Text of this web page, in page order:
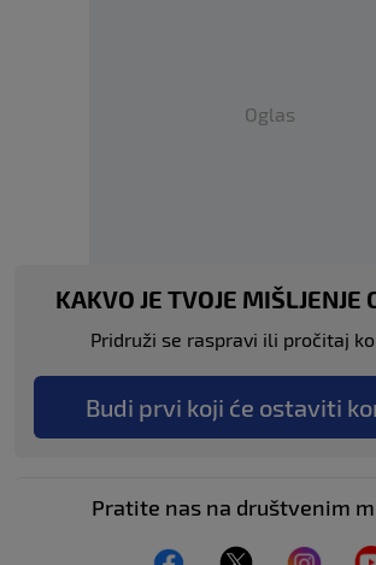
Oglas
KAKVO JE TVOJE MIŠLJENJE
Pridruži se raspravi ili pročitaj
Budi prvi koji će ostaviti
Pratite nas na društvenim